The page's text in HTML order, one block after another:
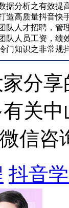
据分析之有效提
造高质量抖音快
队人才招聘，管
队人员工资，绩
门知识之非常规
分
关
信咨
抖音